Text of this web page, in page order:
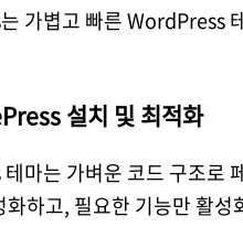
가볍고 빠른 WordPress
설치 및 최적화
마는 가벼운 코드 구조로
화하고, 필요한 기능만 활